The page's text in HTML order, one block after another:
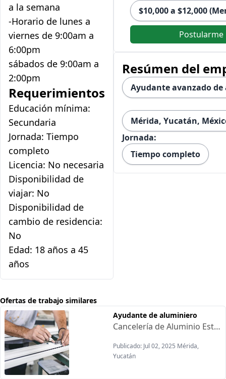
a la semana
-Horario de lunes a
viernes de 9:00am a
6:00pm
sábados de 9:00am a
2:00pm
Requerimientos
Educación mínima:
Secundaria
Jornada: Tiempo
completo
Licencia: No necesaria
Disponibilidad de
viajar: No
Disponibilidad de
cambio de residencia:
No
Edad: 18 años a 45
años
$10,000 a $12,000
Postularme
Resúmen del
Ayudante avanzado
Mérida, Yucatán,
Jornada:
Tiempo completo
Ofertas de trabajo similares
Ayudante de aluminiero
Cancelería de Aluminio Está contratando:Requisitos:-Con experiencia-Sexo masculino-Estudios: Secundaria-De 25 años en adelanteOfrecen:-Sueldo semanal-Horario flexible de Lunes a Sábado
Publicado: Jul 02, 2025 Mérida,
Yucatán